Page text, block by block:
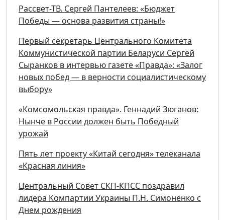
Рассвет-ТВ. Сергей Пантелеев: «Бюджет
Победы — основа развития страны!»
Первый секретарь Центрального Комитета
Коммунистической партии Беларуси Сергей
Сыранков в интервью газете «Правда»: «Залог
новых побед — в верности социалистическому
выбору»
«Комсомольская правда». Геннадий Зюганов:
Нынче в России должен быть Победный
урожай
Пять лет проекту «Китай сегодня» телеканала
«Красная линия»
Центральный Совет СКП-КПСС поздравил
лидера Компартии Украины П.Н. Симоненко с
Днем рождения